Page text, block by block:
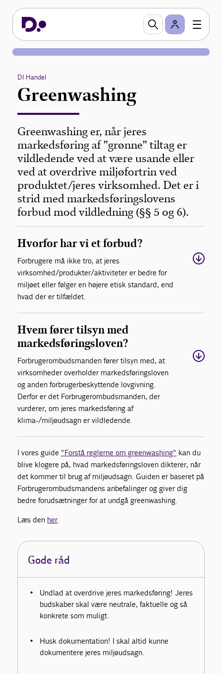
DI Handel
Greenwashing
Greenwashing er, når jeres
markedsføring af ”grønne” tiltag er
vildledende ved at være usande eller
ved at overdrive miljøfortrin ved
produktet/jeres virksomhed. Det er i
strid med markedsføringslovens
forbud mod vildledning (§§ 5 og 6).
Hvorfor har vi et forbud?
Forbrugere må ikke tro, at jeres
virksomhed/produkter/aktiviteter er bedre for
miljøet eller følger en højere etisk standard, end
hvad der er tilfældet.
Hvem fører tilsyn med
markedsføringsloven?
Forbrugerombudsmanden fører tilsyn med, at
virksomheder overholder markedsføringsloven
og anden forbrugerbeskyttende lovgivning.
Derfor er det Forbrugerombudsmanden, der
vurderer, om jeres markedsføring af
klima-/miljøudsagn er vildledende.
I vores guide "Forstå reglerne om greenwashing" kan du
blive klogere på, hvad markedsføringsloven dikterer, når
det kommer til brug af miljøudsagn. Guiden er baseret på
Forbrugerombudsmandens anbefalinger og giver dig
bedre forudsætninger for at undgå greenwashing.
Læs den her.
Gode råd
Undlad at overdrive jeres markedsføring! Jeres
budskaber skal være neutrale, faktuelle og så
konkrete som muligt.
Husk dokumentation! I skal altid kunne
dokumentere jeres miljøudsagn.